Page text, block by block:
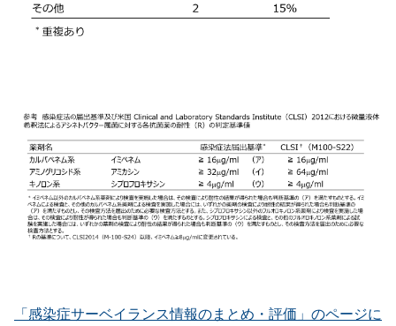
「感染症サーベイランス情報のまとめ・評価」のページに